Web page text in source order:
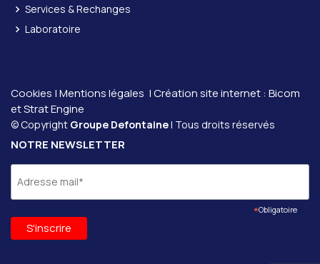
Services & Rechanges
Laboratoire
Cookies |Mentions légales | Création site internet : Bicom
etStrat Engine
© Copyright Groupe Defontaine| Tous droits réservés
NOTRE NEWSLETTER
*Obligatoire